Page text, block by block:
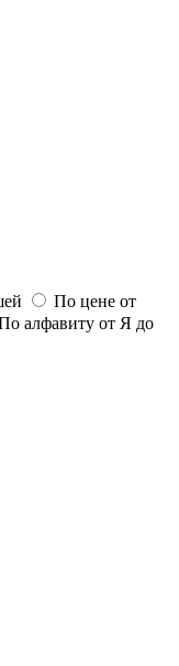
По цене от
алфавиту от Я до